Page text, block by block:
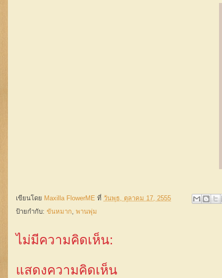
เขียนโดย Maxilla FlowerME ที่ วันพุธ, ตุลาคม 17, 2555
ป้ายกำกับ: ขันหมาก, พานพุ่ม
ไม่มีความคิดเห็น:
แสดงความคิดเห็น